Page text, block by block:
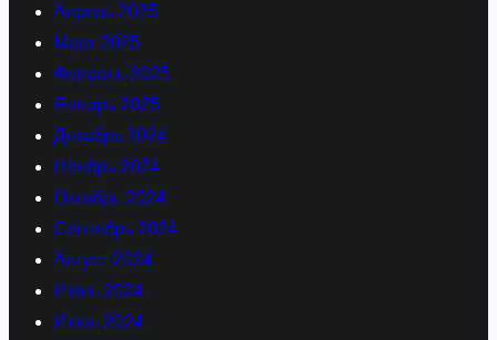
Апрель 2025
Март 2025
Февраль 2025
Январь 2025
Декабрь 2024
Ноябрь 2024
Октябрь 2024
Сентябрь 2024
Август 2024
Июль 2024
Июнь 2024